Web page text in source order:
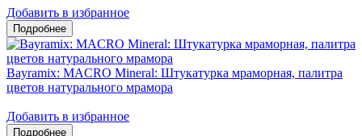
Добавить в избранное
Bayramix: MACRO Mineral: Штукатурка мраморная, палитра
цветов натурального мрамора
Добавить в избранное